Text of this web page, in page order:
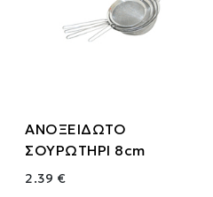
ΑΝΟΞΕΙΔΩΤΟ
ΣΟΥΡΩΤΗΡΙ 8cm
2.39 €